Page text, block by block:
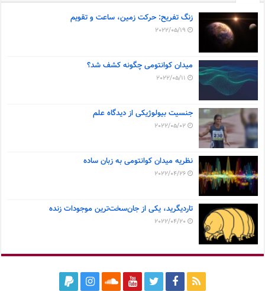
زنگ تفریح: حرکت زمین، ساعت و تقویم
2022/05/19
میدان کوانتومی چگونه کشف شد؟
2022/05/11
جنسیت بیولوژیکی از دیدگاه علم
2022/05/02
نظریه میدان کوانتومی به زبان ساده
2022/04/26
تاردیگرید، یکی از جان‌سخت‌ترین موجودات زنده
2022/04/20